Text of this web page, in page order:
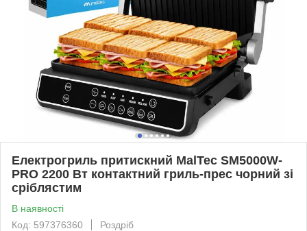
Електрогриль притискний MalTec SM5000W-
PRO 2200 Вт контактний гриль-прес чорний зі
сріблястим
В наявності
Код: 597376360
Роздріб